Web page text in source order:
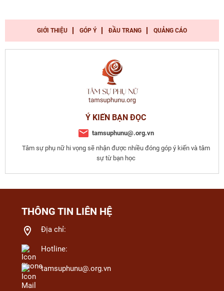
GIỚI THIỆU GÓP Ý ĐẦU TRANG QUẢNG CÁO
Ý KIẾN BẠN ĐỌC
tamsuphunu@.org.vn
Tâm sự phụ nữ hi vọng sẽ nhận được nhiều đóng góp ý kiến và tâm
sự từ bạn học
THÔNG TIN LIÊN HỆ
Địa chỉ:
Hotline:
tamsuphunu@.org.vn